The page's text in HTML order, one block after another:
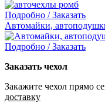
Подробно / Заказать
Автомайки,
Подробно / Заказать
Заказать чехол
Закажите чехол прямо
доставку